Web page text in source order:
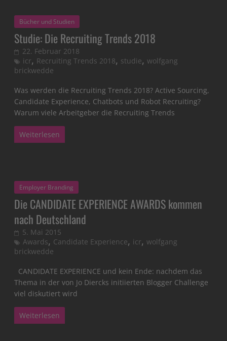
Bücher und Studien
Studie: Die Recruiting Trends 2018
22. Februar 2018
icr, Recruiting Trends 2018, studie,wolfgang
brickwedde
Was werden die Recruiting Trends 2018? Active Sourcing,
Candidate Experience, Chatbots und Robot Recruiting?
Warum viele Arbeitgeber die Recruiting Trends
Weiterlesen
Employer Branding
Die CANDIDATE EXPERIENCE AWARDS kommen
nach Deutschland
5. Mai 2015
Awards, Candidate Experience, icr,wolfgang
brickwedde
CANDIDATE EXPERIENCE und kein Ende: nachdem das
Thema in der von Jo Diercks initiierten Blogger Challenge
viel diskutiert wird
Weiterlesen